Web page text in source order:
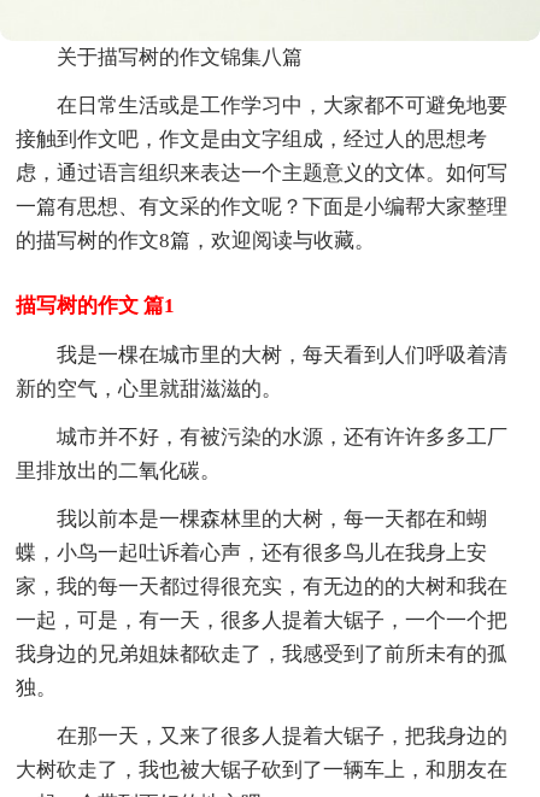
关于描写树的作文锦集八篇
在日常生活或是工作学习中，大家都不可避免地要
接触到作文吧，作文是由文字组成，经过人的思想考
虑，通过语言组织来表达一个主题意义的文体。如何写
一篇有思想、有文采的作文呢？下面是小编帮大家整理
的描写树的作文8篇，欢迎阅读与收藏。
描写树的作文 篇1
我是一棵在城市里的大树，每天看到人们呼吸着清
新的空气，心里就甜滋滋的。
城市并不好，有被污染的水源，还有许许多多工厂
里排放出的二氧化碳。
我以前本是一棵森林里的大树，每一天都在和蝴
蝶，小鸟一起吐诉着心声，还有很多鸟儿在我身上安
家，我的每一天都过得很充实，有无边的的大树和我在
一起，可是，有一天，很多人提着大锯子，一个一个把
我身边的兄弟姐妹都砍走了，我感受到了前所未有的孤
独。
在那一天，又来了很多人提着大锯子，把我身边的
大树砍走了，我也被大锯子砍到了一辆车上，和朋友在